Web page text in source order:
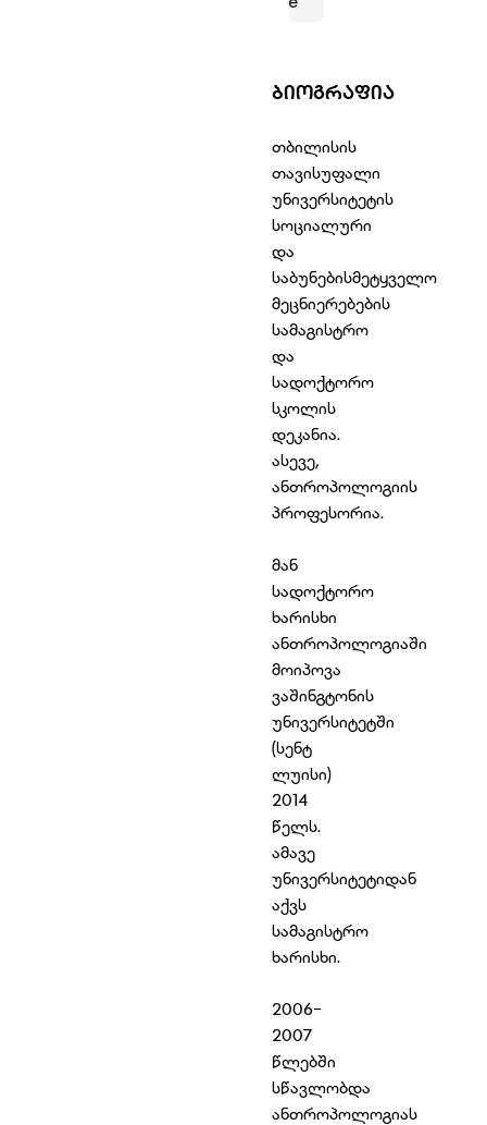
ᲑᲘᲝᲒᲠᲐᲤᲘᲐ
თბილისის
თავისუფალი
უნივერსიტეტის
სოციალური
და
საბუნებისმეტყველო
მეცნიერებების
სამაგისტრო
და
სადოქტორო
სკოლის
დეკანია.
ასევე,
ანთროპოლოგიის
პროფესორია.
მან
სადოქტორო
ხარისხი
ანთროპოლოგიაში
მოიპოვა
ვაშინგტონის
უნივერსიტეტში
(სენტ
ლუისი)
2014
წელს.
ამავე
უნივერსიტეტიდან
აქვს
სამაგისტრო
ხარისხი.
2006-
2007
წლებში
სწავლობდა
ანთროპოლოგიას